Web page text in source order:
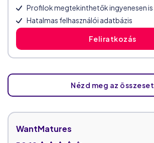
Profilok megtekinthetők ingyenesen is
Hatalmas felhasználói adatbázis
Feliratkozás
Nézd meg az összeset
WantMatures